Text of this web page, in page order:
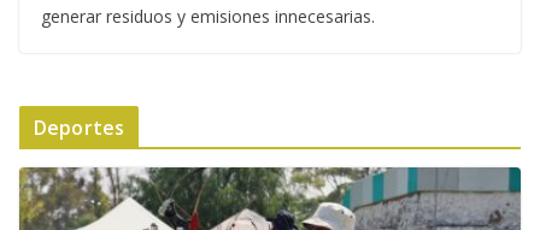
generar residuos y emisiones innecesarias.
Deportes